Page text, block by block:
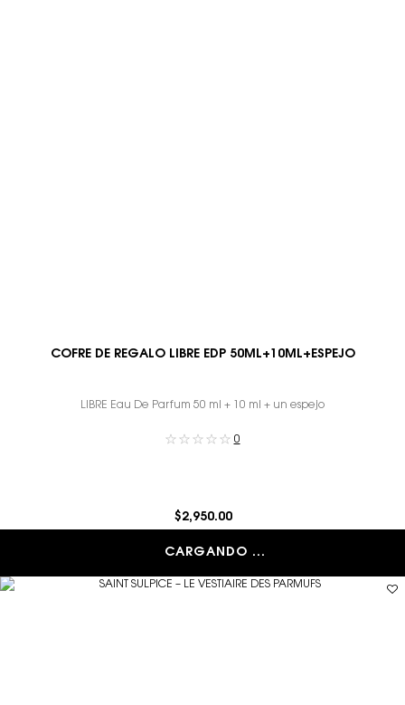
COFRE DE REGALO LIBRE EDP 50ML+10ML+ESPEJO
LIBRE Eau De Parfum 50 ml + 10 ml + un espejo
0
$2,950.00
CARGANDO ...